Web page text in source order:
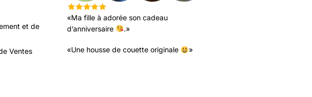
et de
Ventes
«Ma fille à adorée son cadeau
d’anniversaire
.»
«Une housse de couette originale »